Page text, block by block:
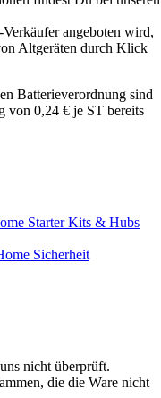
angeboten wird,
Altgeräten durch Klick
Batterieverordnung sind
von 0,24 € je ST bereits
Starter Kits & Hubs
Sicherheit
nicht überprüft.
die die Ware nicht